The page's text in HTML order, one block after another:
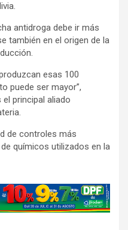
antidroga debe ir más
también en el origen de la
esas 100
puede ser mayor”,
principal aliado
de controles más
químicos utilizados en la